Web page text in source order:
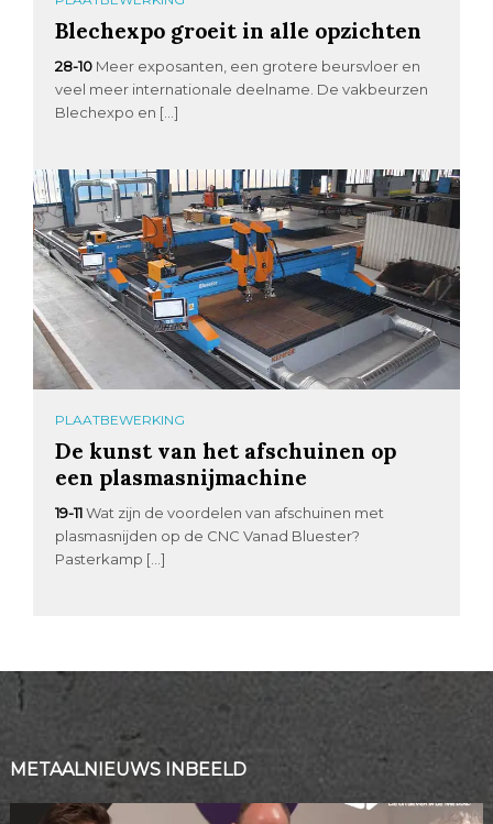
Blechexpo groeit in alle opzichten
28-10 Meer exposanten, een grotere beursvloer en
veel meer internationale deelname. De vakbeurzen
Blechexpo en […]
PLAATBEWERKING
De kunst van het afschuinen op
een plasmasnijmachine
19-11 Wat zijn de voordelen van afschuinen met
plasmasnijden op de CNC Vanad Bluester?
Pasterkamp […]
METAALNIEUWS INBEELD